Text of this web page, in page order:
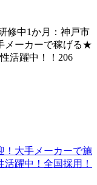
修中1か月：神戸市
メーカーで稼げる★
活躍中！！206
！大手メーカーで施
躍中！全国採用！